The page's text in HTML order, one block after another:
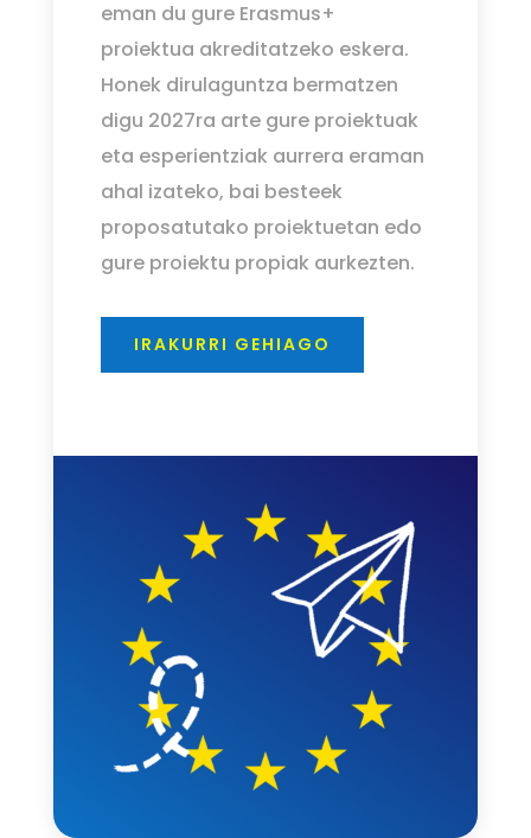
eman du gure Erasmus+
proiektua akreditatzeko eskera.
Honek dirulaguntza bermatzen
digu 2027ra arte gure proiektuak
eta esperientziak aurrera eraman
ahal izateko, bai besteek
proposatutako proiektuetan edo
gure proiektu propiak aurkezten.
IRAKURRI GEHIAGO